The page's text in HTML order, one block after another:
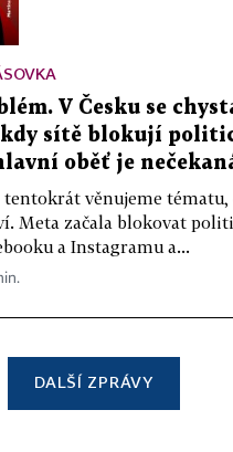
V Česku se
sítě blokují
oběť je
tentokrát věnujeme
Meta začala blokovat
a Instagramu a...
DALŠÍ ZPRÁVY